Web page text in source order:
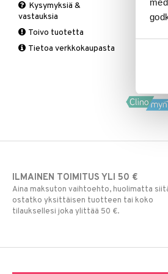
Hampaiden hoito
Ranne
Tukisukat
Polvisukat
Ummetus
Yliherkkyys ruoalle
Laktoori-intoleranssi
Kuiva nenä
tukkoisuus
Yskä
C-Vitamiinit
Kromi
Magnesium
Kysymyksiä &
vastauksia
Toivo tuotetta
Tietoa verkkokaupasta
ILMAINEN TOIMITUS YLI 50 €
Aina maksuton vaihtoehto, huolimatta
ostatko yksittäisen tuotteen tai koko
tilauksellesi joka ylittää 50 €.